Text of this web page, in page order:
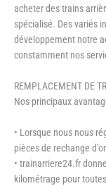
acheter des trains
spécialisé. Des variés
développement notre
constamment nos
REMPLACEMENT DE
Nos principaux
• Lorsque nous nous
pièces de rechange
• trainarriere24.fr
kilométrage pour